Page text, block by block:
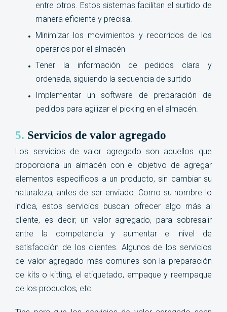
entre otros. Estos sistemas facilitan el surtido de
manera eficiente y precisa.
Minimizar los movimientos y recorridos de los
operarios por el almacén
Tener la información de pedidos clara y
ordenada, siguiendo la secuencia de surtido
Implementar un software de preparación de
pedidos para agilizar el picking en el almacén.
5. Servicios de valor agregado
Los servicios de valor agregado son aquellos que
proporciona un almacén con el objetivo de agregar
elementos específicos a un producto, sin cambiar su
naturaleza, antes de ser enviado. Como su nombre lo
indica, estos servicios buscan ofrecer algo más al
cliente, es decir, un valor agregado, para sobresalir
entre la competencia y aumentar el nivel de
satisfacción de los clientes. Algunos de los servicios
de valor agregado más comunes son la preparación
de kits o kitting, el etiquetado, empaque y reempaque
de los productos, etc.